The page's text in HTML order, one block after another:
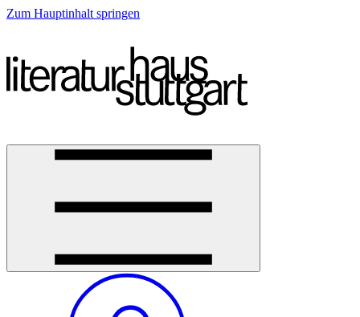
Zum Hauptinhalt springen